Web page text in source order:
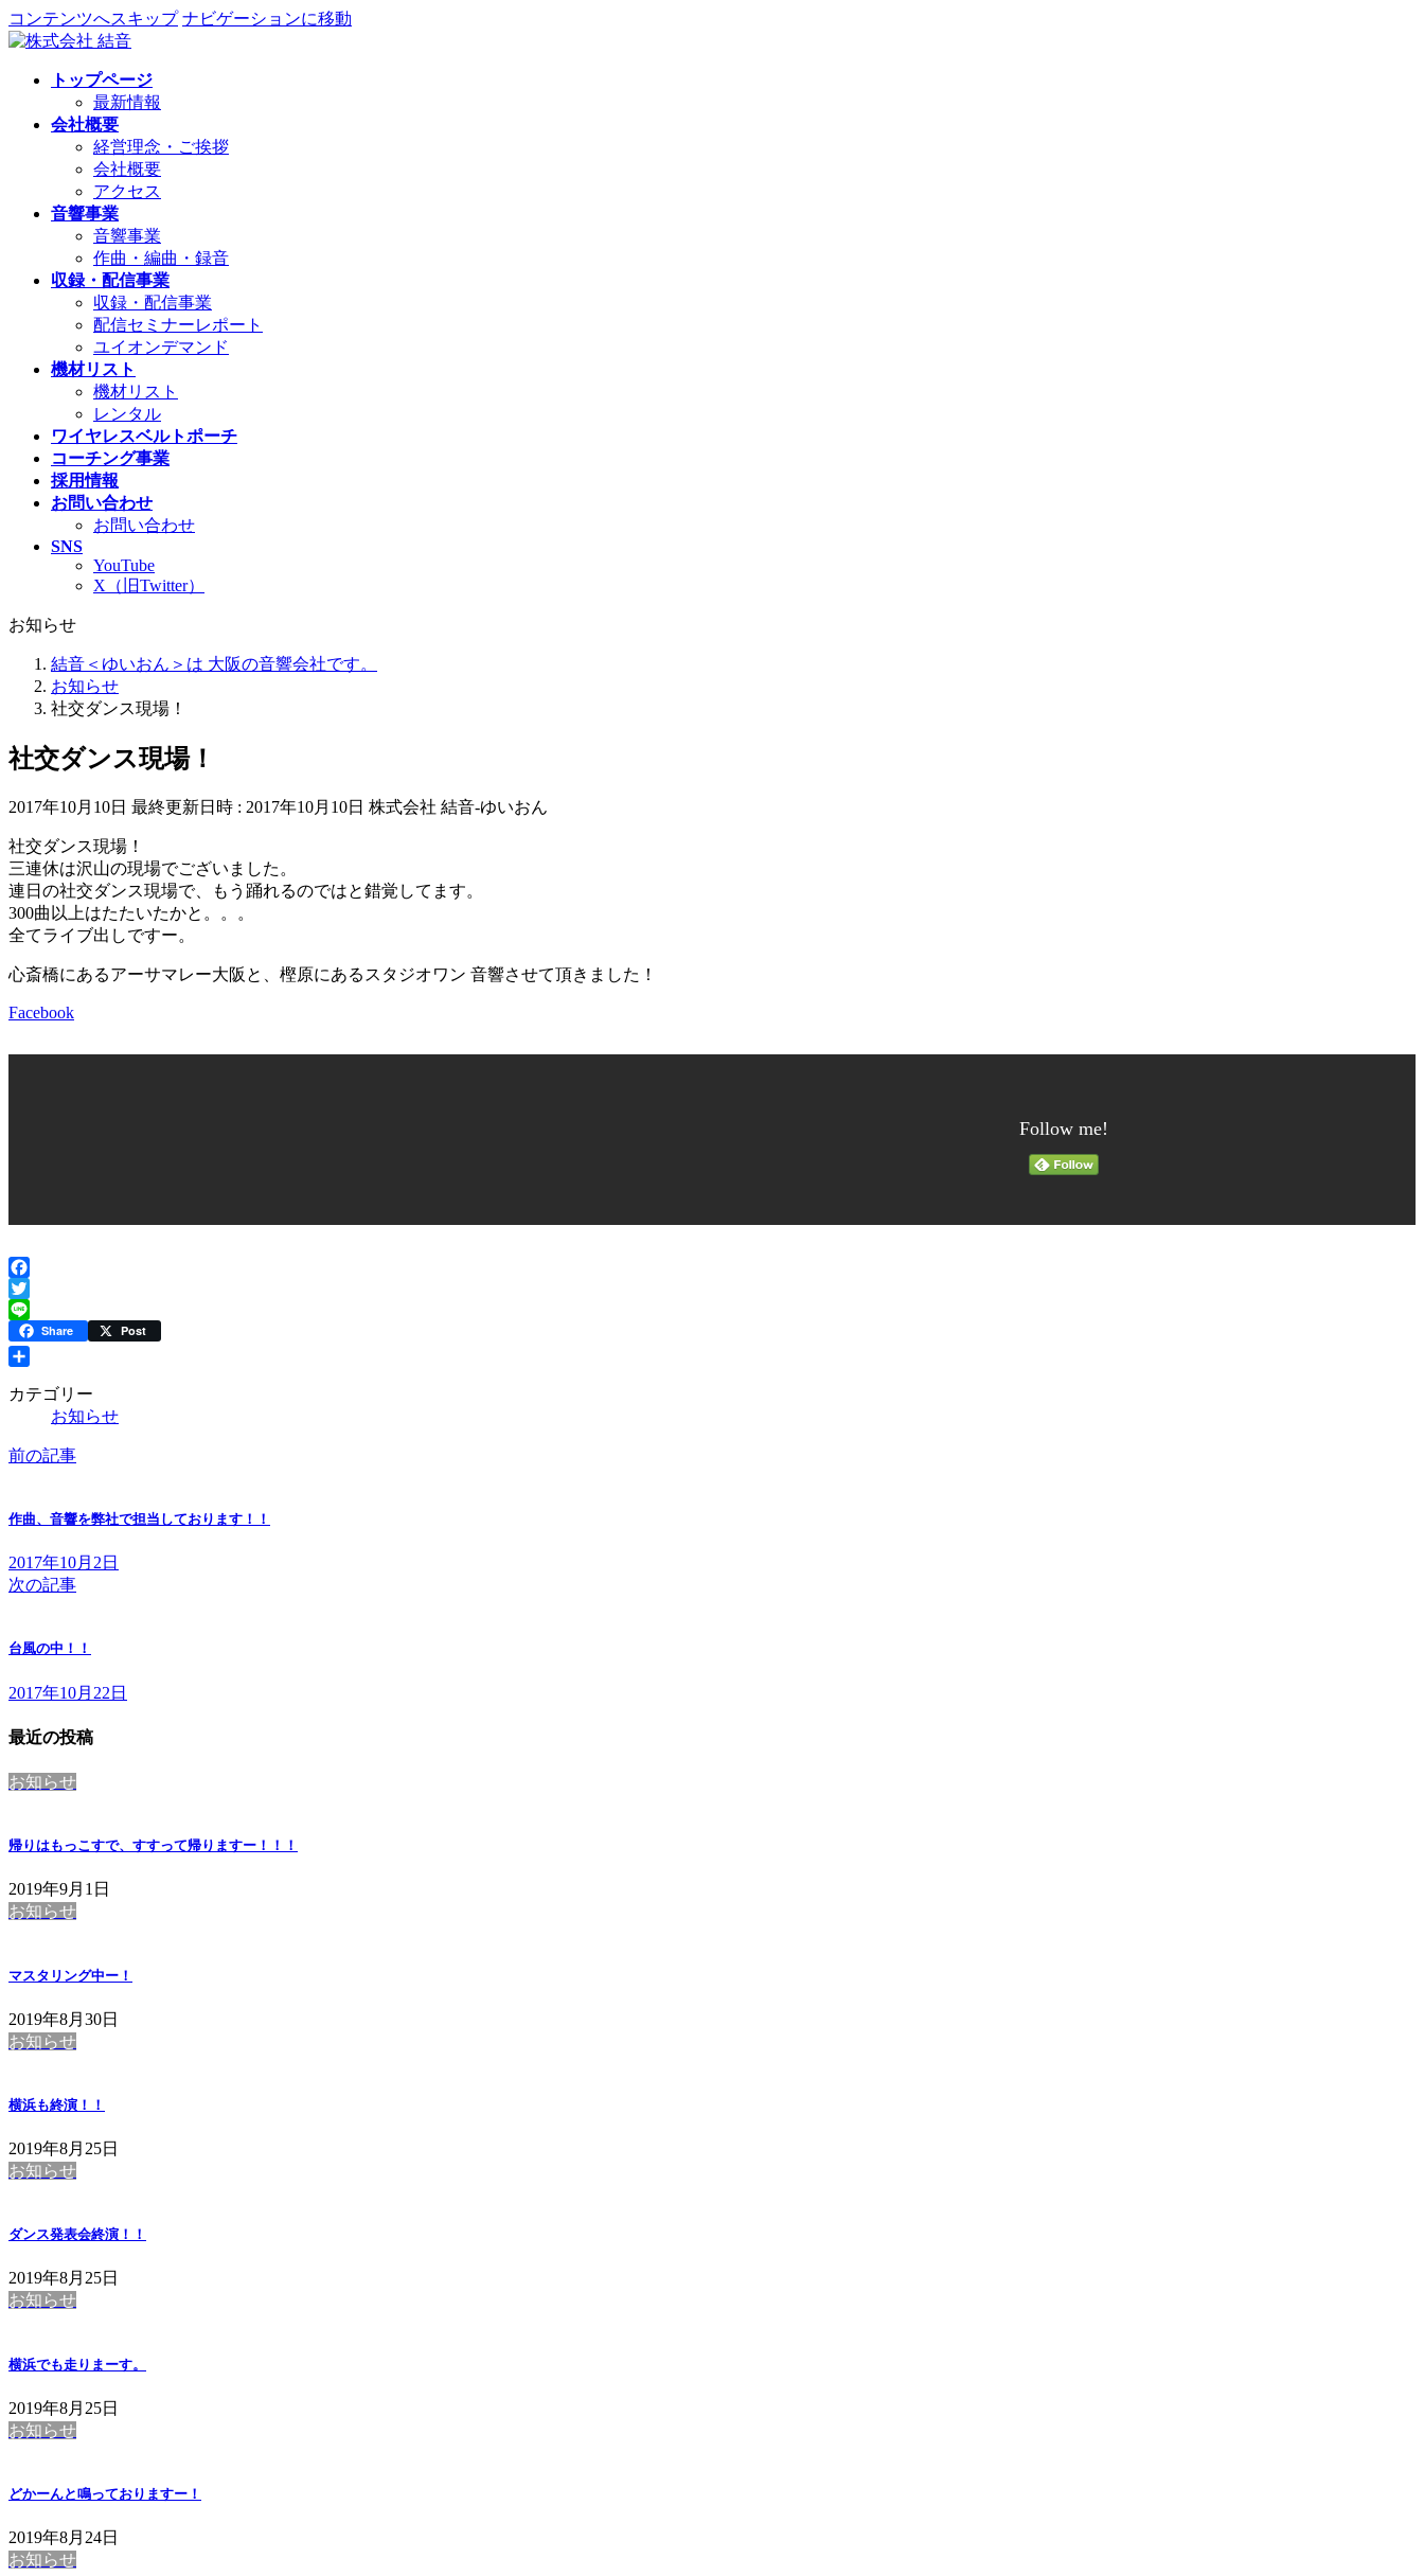
コンテンツへスキップ ナビゲーションに移動
トップページ
最新情報
会社概要
経営理念・ご挨拶
会社概要
アクセス
音響事業
音響事業
作曲・編曲・録音
収録・配信事業
収録・配信事業
配信セミナーレポート
ユイオンデマンド
機材リスト
機材リスト
レンタル
ワイヤレスベルトポーチ
コーチング事業
採用情報
お問い合わせ
お問い合わせ
SNS
YouTube
X（旧Twitter）
お知らせ
結音＜ゆいおん＞は 大阪の音響会社です。
お知らせ
社交ダンス現場！
社交ダンス現場！
2017年10月10日 最終更新日時 : 2017年10月10日 株式会社 結音-ゆいおん
社交ダンス現場！
三連休は沢山の現場でございました。
連日の社交ダンス現場で、もう踊れるのではと錯覚してます。
300曲以上はたたいたかと。。。
全てライブ出しですー。
心斎橋にあるアーサマレー大阪と、樫原にあるスタジオワン 音響させて頂きました！
Facebook
Follow me!
Facebook
Twitter
Line Share Post
有
カテゴリー
お知らせ
前の記事
作曲、音響を弊社で担当しております！！
2017年10月2日
次の記事
台風の中！！
2017年10月22日
最近の投稿
お知らせ
帰りはもっこすで、すすって帰りますー！！！
2019年9月1日
お知らせ
マスタリング中ー！
2019年8月30日
お知らせ
横浜も終演！！
2019年8月25日
お知らせ
ダンス発表会終演！！
2019年8月25日
お知らせ
横浜でも走りまーす。
2019年8月25日
お知らせ
どかーんと鳴っておりますー！
2019年8月24日
お知らせ